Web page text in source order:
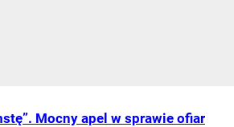
Mocny apel w sprawie ofiar